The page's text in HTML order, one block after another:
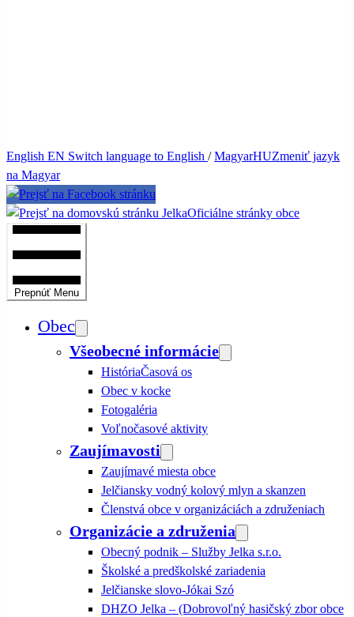
English EN Switch language to English /MagyarHUZmeniť jazyk
na Magyar
JelkaOficiálne stránky obce
Prepnúť Menu
Obec
Všeobecné informácie
HistóriaČasová os
Obec v kocke
Fotogaléria
Voľnočasové aktivity
Zaujímavosti
Zaujímavé miesta obce
Jelčiansky vodný kolový mlyn a skanzen
Členstvá obce v organizáciách a združeniach
Organizácie a združenia
Obecný podnik – Služby Jelka s.r.o.
Školské a predškolské zariadenia
Jelčianske slovo-Jókai Szó
DHZO Jelka – (Dobrovoľný hasičský zbor obce